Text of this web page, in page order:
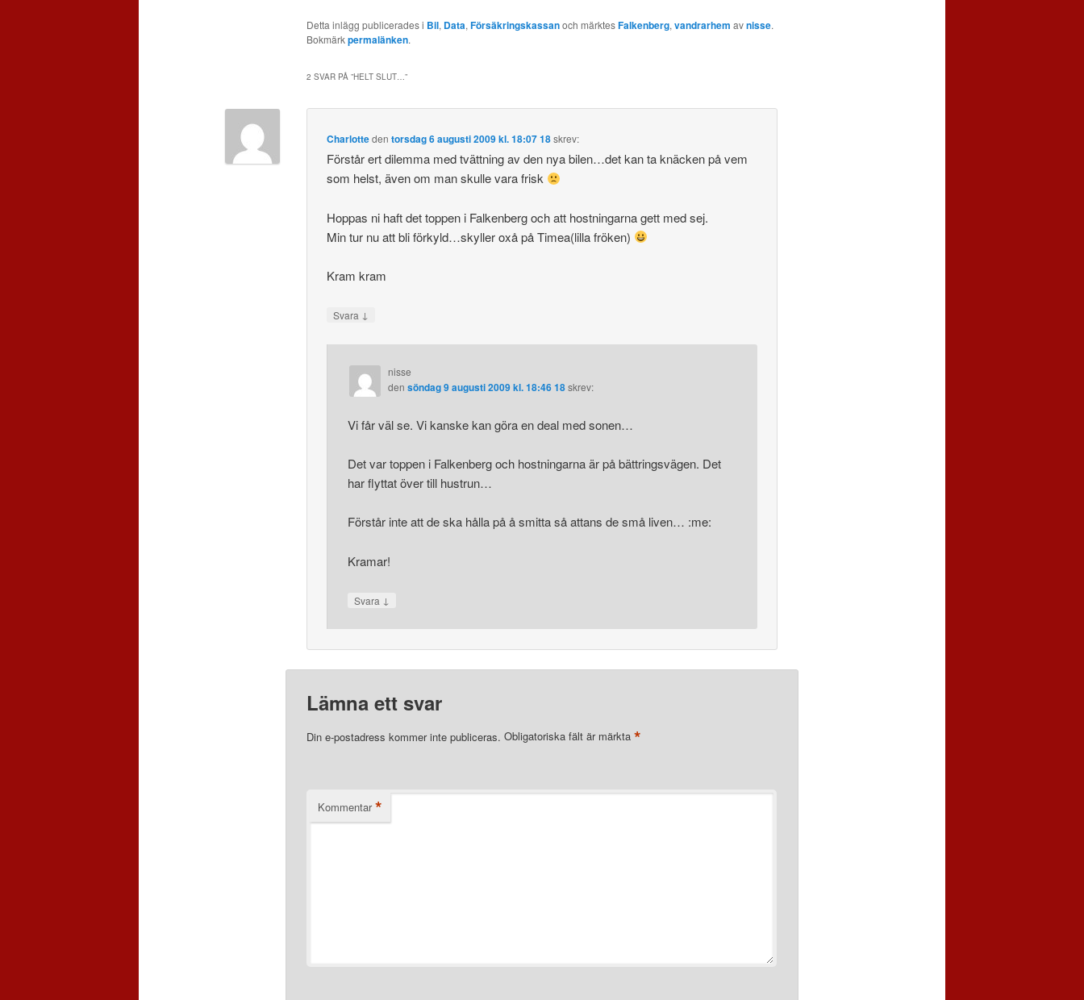
Detta inlägg publicerades i Bil, Data, Försäkringskassanoch märktesFalkenberg, vandrarhem avnisse.
Bokmärkpermalänken.
2 SVAR PÅ ”HELT SLUT…”
Charlottedentorsdag 6 augusti 2009 kl. 18:07 18skrev:
Förstår ert dilemma med tvättning av den nya bilen…det kan ta knäcken på vem
som helst, även om man skulle vara frisk
Hoppas ni haft det toppen i Falkenberg och att hostningarna gett med sej.
Min tur nu att bli förkyld…skyller oxå på Timea(lilla fröken)
Kram kram
Svara ↓
nisse
den söndag 9 augusti 2009 kl. 18:46 18skrev:
Vi får väl se. Vi kanske kan göra en deal med sonen…
Det var toppen i Falkenberg och hostningarna är på bättringsvägen. Det
har flyttat över till hustrun…
Förstår inte att de ska hålla på å smitta så attans de små liven… :me:
Kramar!
Svara ↓
Lämna ett svar
Din e-postadress kommer inte publiceras. Obligatoriska fält är märkta *
Kommentar *